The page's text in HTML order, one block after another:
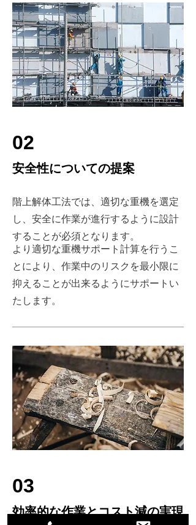
02
​安全性についての提案
階上解体工法では、適切な重機を選定
し、安全に作業が進行するように設計
することが必須となります。
より適切な重機サポート計算を行うこ
とにより、作業中のリスクを最小限に
抑えることが出来るようにサポートい
たします。
03
効率的な作業とコスト減の実現